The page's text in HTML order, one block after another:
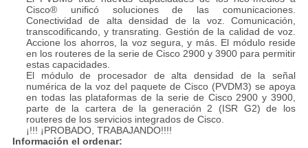
Cisco® unificó soluciones de las comunicaciones.
Conectividad de alta densidad de la voz. Comunicación,
transcodificando, y transrating. Gestión de la calidad de voz.
Accione los ahorros, la voz segura, y más. El módulo reside
en los routeres de la serie de Cisco 2900 y 3900 para permitir
estas capacidades.
El módulo de procesador de alta densidad de la señal
numérica de la voz del paquete de Cisco (PVDM3) se apoya
en todas las plataformas de la serie de Cisco 2900 y 3900,
parte de la cartera de la generación 2 (ISR G2) de los
routeres de los servicios integrados de Cisco.
¡!!! ¡PROBADO, TRABAJANDO!!!!
Información el ordenar: